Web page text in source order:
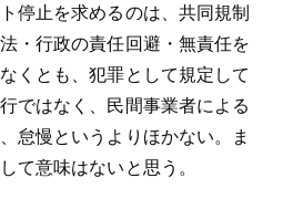
停止を求めるのは、共同規制
・行政の責任回避・無責任を
くとも、犯罪として規定して
ではなく、民間事業者による
怠慢というよりほかない。ま
て意味はないと思う。